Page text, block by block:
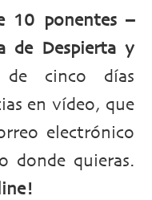
10 ponentes –
de Despierta y
de cinco días
en vídeo, que
electrónico
donde quieras.